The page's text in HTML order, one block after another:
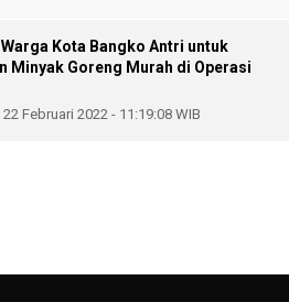
Warga Kota Bangko Antri untuk
Minyak Goreng Murah di Operasi
Februari 2022 - 11:19:08 WIB